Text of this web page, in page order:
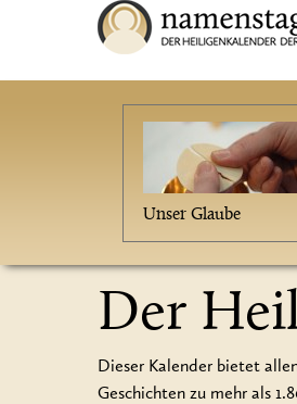
Unser Glaube
Der
Dieser Kalender bietet
Geschichten zu mehr als